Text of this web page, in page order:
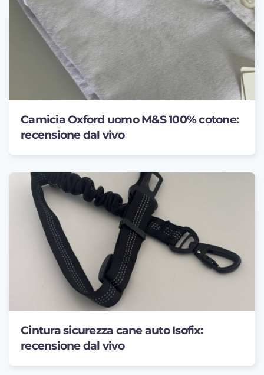
Camicia Oxford uomo M&S 100% cotone:
recensione dal vivo
Cintura sicurezza cane auto Isofix:
recensione dal vivo